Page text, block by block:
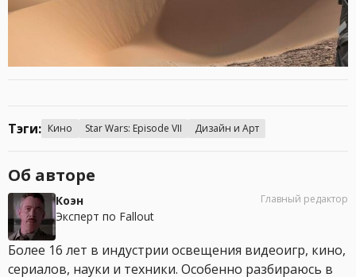
Тэги: Кино Star Wars: Episode VII Дизайн и Арт
Об авторе
Коэн
Эксперт по Fallout
Главный редактор
Более 16 лет в индустрии освещения видеоигр, кино,
сериалов, науки и техники. Особенно разбираюсь в